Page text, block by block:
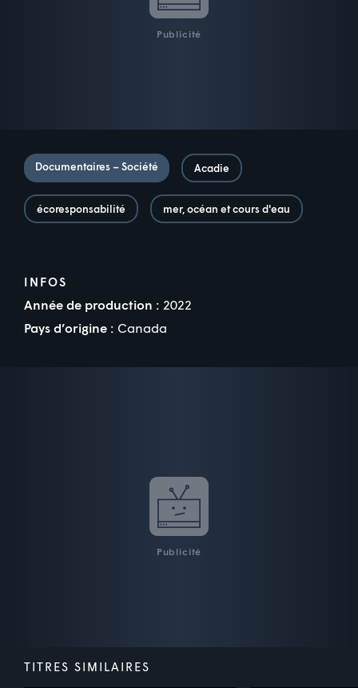
Publicité
Documentaires – Société Acadie
écoresponsabilité mer, océan et cours d'eau
INFOS
Année de production : 2022
Pays d’origine : Canada
Publicité
TITRES SIMILAIRES